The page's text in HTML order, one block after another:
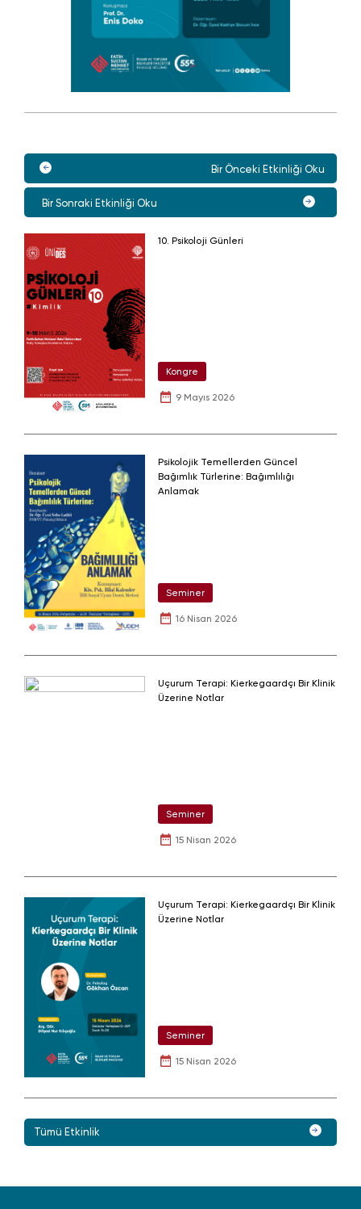
Bir Önceki Etkinliği Oku
Bir Sonraki Etkinliği Oku
10. Psikoloji Günleri
Kongre
9 Mayıs 2026
Psikolojik Temellerden Güncel
Bağımlık Türlerine: Bağımlılığı
Anlamak
Seminer
16 Nisan 2026
Uçurum Terapi: Kierkegaardçı Bir Klinik
Üzerine Notlar
Seminer
15 Nisan 2026
Uçurum Terapi: Kierkegaardçı Bir Klinik
Üzerine Notlar
Seminer
15 Nisan 2026
Tümü Etkinlik